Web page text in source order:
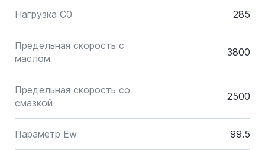
Нагрузка C0 285
Предельная скорость с
маслом
3800
Предельная скорость со
смазкой
2500
Параметр Ew 99.5